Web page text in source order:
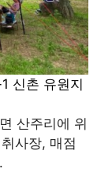
신촌 유원지